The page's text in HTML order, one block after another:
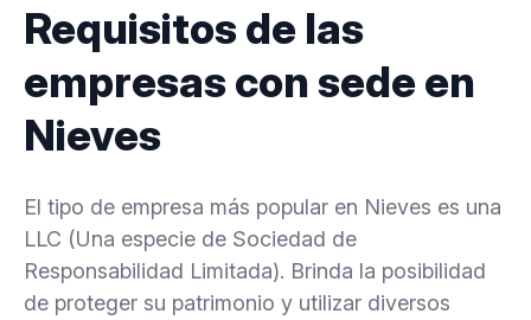
Requisitos de las
empresas con sede en
Nieves
El tipo de empresa más popular en Nieves es una
LLC (Una especie de Sociedad de
Responsabilidad Limitada). Brinda la posibilidad
de proteger su patrimonio y utilizar diversos